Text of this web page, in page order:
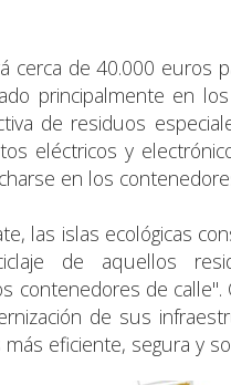
cerca de 40.000 euros
principalmente en
de residuos
eléctricos y
en los
las islas ecológicas
de aquellos
contenedores de calle".
de sus
eficiente, segura y